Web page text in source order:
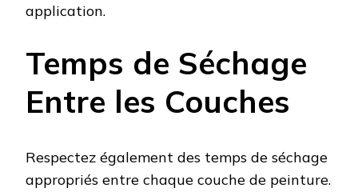
application.
Temps de Séchage
Entre les Couches
Respectez également des temps de séchage
appropriés entre chaque couche de peinture.